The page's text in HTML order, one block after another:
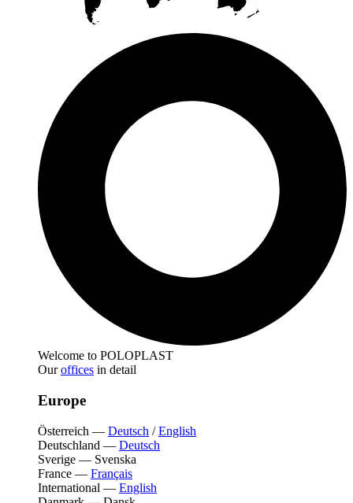
Welcome to POLOPLAST
Ouroffices in detail
Europe
Österreich — Deutsch /English
Deutschland — Deutsch
Sverige — Svenska
France — Français
International — English